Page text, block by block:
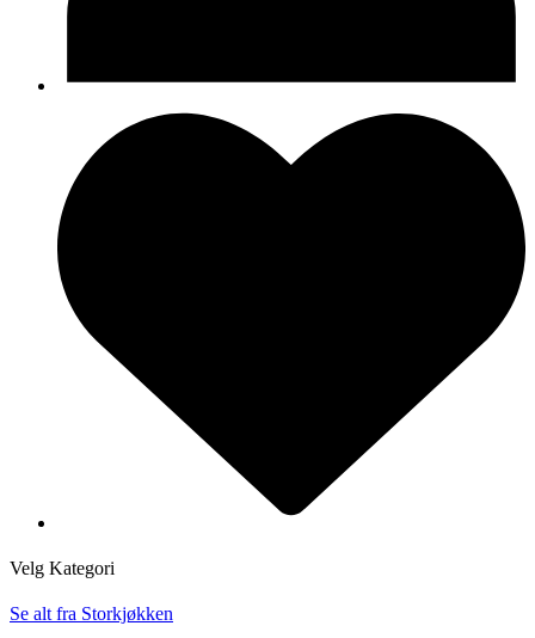
Velg Kategori
Se alt fra Storkjøkken